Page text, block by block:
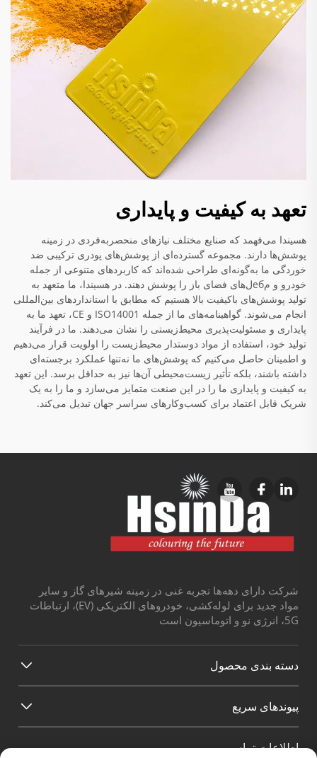
تعهد به کیفیت و پایداری
هسیندا می‌فهمد که صنایع مختلف نیازهای منحصربه‌فردی در زمینه
پوشش‌ها دارند. مجموعه گسترده‌ای از پوشش‌های پودری ترکیبی ضد
خوردگی ما به‌گونه‌ای طراحی شده‌اند که کاربردهای متنوعی از جمله
خودرو و مебل‌های فضای باز را پوشش دهند. در هسیندا، ما متعهد به
تولید پوشش‌های باکیفیت بالا هستیم که مطابق با استانداردهای بین‌المللی
انجام می‌شوند. گواهینامه‌های ما از جمله ISO14001 و CE، تعهد ما به
پایداری و مسئولیت‌پذیری محیط‌زیستی را نشان می‌دهند. ما در فرآیند
تولید خود، استفاده از مواد دوستدار محیط‌زیست را اولویت قرار می‌دهیم
و اطمینان حاصل می‌کنیم که پوشش‌های ما نه‌تنها عملکرد برجسته‌ای
داشته باشند، بلکه تأثیر زیست‌محیطی آن‌ها نیز به حداقل برسد. این تعهد
به کیفیت و پایداری ما را در این صنعت متمایز می‌سازد و ما را به یک
شریک قابل اعتماد برای کسب‌وکارهای سراسر جهان تبدیل می‌کند.
شرکت دارای دهه‌ها تجربه غنی در زمینه شیرهای گاز و سایر
مواد جدید برای لوله‌کشی، خودروهای الکتریکی (EV)، ارتباطات
5G، انرژی نو و اتوماسیون است
دسته بندی محصول
پیوند‌های سریع
اطلاعات تماس